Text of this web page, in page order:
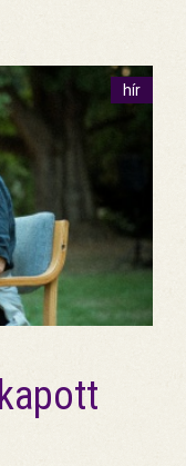
hír